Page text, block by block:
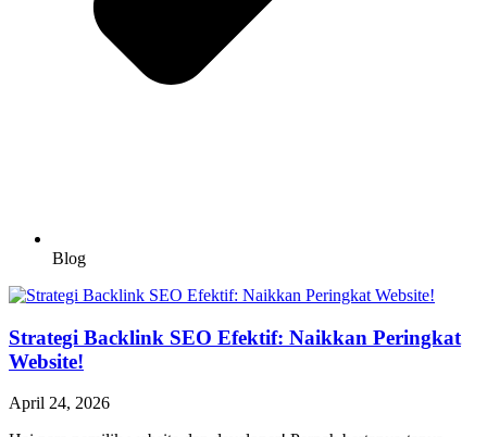
Blog
Strategi Backlink SEO Efektif: Naikkan Peringkat
Website!
April 24, 2026